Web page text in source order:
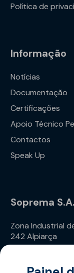
Política de
Informação
Notícias
Documentação
Certificações
Apoio Técnico
Contactos
Speak Up
Soprema S.A.
Zona Industrial
242 Alpiarça